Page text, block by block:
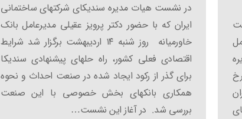
در نشست هیات مدیره سندیکای شرکتهای ساختمانی
ایران که با حضور دکتر پرویز عقیلی مدیرعامل بانک
خاورمیانه روز شنبه ۱۴ اردیبهشت برگزار شد شرایط
اقتصادی فعلی کشور، راه حل­های پیشنهادی سندیکا
برای گذر از رکود ایجاد شده در صنعت احداث و نحوه
همکاری بانکهای بخش خصوصی با این صنعت
بررسی شد. در آغاز این نشست…
مورخ